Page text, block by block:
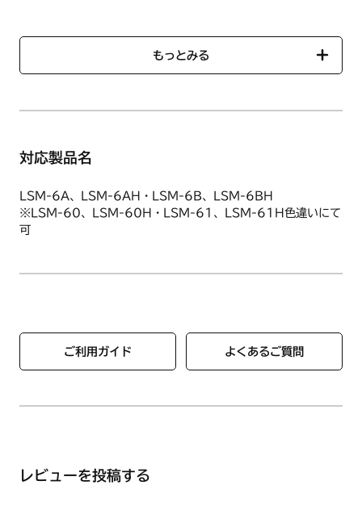
1個
もっとみる
対応製品名
LSM-6A、LSM-6AH・LSM-6B、LSM-6BH
※LSM-60、LSM-60H・LSM-61、LSM-61H色違いにて
可
ご利用ガイド よくあるご質問
レビューを投稿する